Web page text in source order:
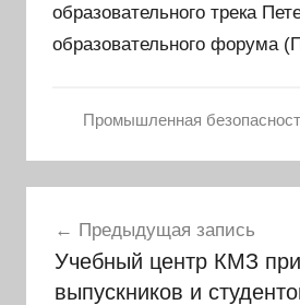
образовательного трека
образовательного форума
Промышленная
по
записям
Предыдущая запись
Учебный центр КМЗ
выпускников и